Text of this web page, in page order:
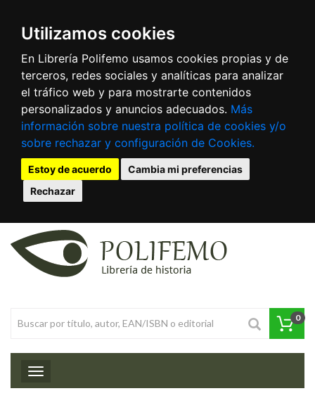
Utilizamos cookies
En Librería Polifemo usamos cookies propias y de
terceros, redes sociales y analíticas para analizar
el tráfico web y para mostrarte contenidos
personalizados y anuncios adecuados. Más
información sobre nuestra política de cookies y/o
sobre rechazar y configuración de Cookies.
Estoy de acuerdo
Cambia mi preferencias
Rechazar
0
Toggle navigation